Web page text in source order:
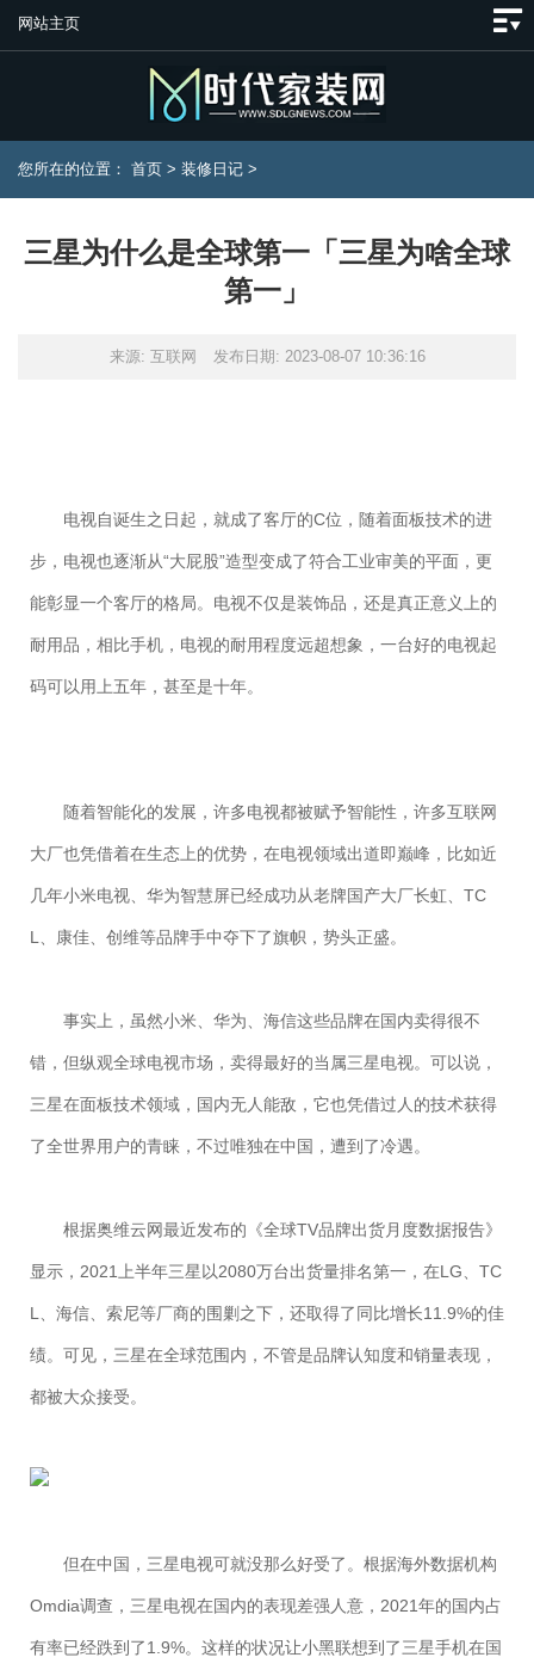
网站主页
您所在的位置： 首页 > 装修日记 >
三星为什么是全球第一「三星为啥全球
第一」
来源: 互联网 发布日期: 2023-08-07 10:36:16
电视自诞生之日起，就成了客厅的C位，随着面板技术的进
步，电视也逐渐从“大屁股”造型变成了符合工业审美的平面，更
能彰显一个客厅的格局。电视不仅是装饰品，还是真正意义上的
耐用品，相比手机，电视的耐用程度远超想象，一台好的电视起
码可以用上五年，甚至是十年。
随着智能化的发展，许多电视都被赋予智能性，许多互联网
大厂也凭借着在生态上的优势，在电视领域出道即巅峰，比如近
几年小米电视、华为智慧屏已经成功从老牌国产大厂长虹、TC
L、康佳、创维等品牌手中夺下了旗帜，势头正盛。
事实上，虽然小米、华为、海信这些品牌在国内卖得很不
错，但纵观全球电视市场，卖得最好的当属三星电视。可以说，
三星在面板技术领域，国内无人能敌，它也凭借过人的技术获得
了全世界用户的青睐，不过唯独在中国，遭到了冷遇。
根据奥维云网最近发布的《全球TV品牌出货月度数据报告》
显示，2021上半年三星以2080万台出货量排名第一，在LG、TC
L、海信、索尼等厂商的围剿之下，还取得了同比增长11.9%的佳
绩。可见，三星在全球范围内，不管是品牌认知度和销量表现，
都被大众接受。
但在中国，三星电视可就没那么好受了。根据海外数据机构
Omdia调查，三星电视在国内的表现差强人意，2021年的国内占
有率已经跌到了1.9%。这样的状况让小黑联想到了三星手机在国